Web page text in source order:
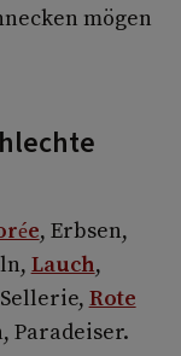
mögen
, Erbsen,
Lauch,
Rote
Paradeiser.